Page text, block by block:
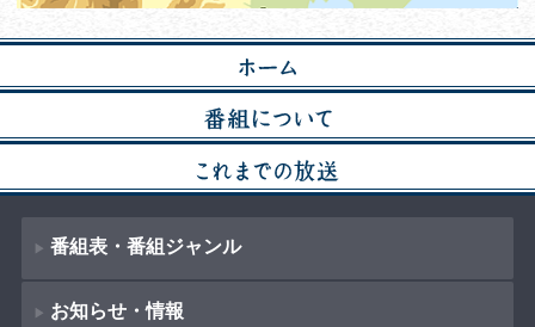
番組表・番組ジャンル
番組表
お知らせ・情報